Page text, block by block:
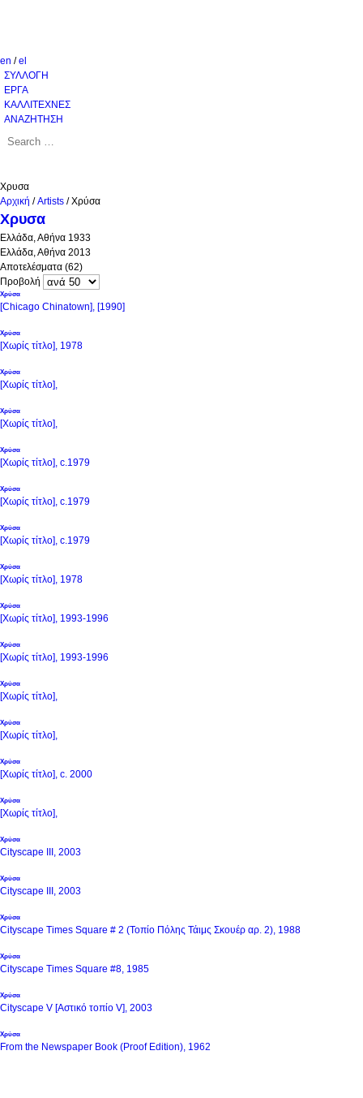
en /el
ΣΥΛΛΟΓΗ
ΕΡΓΑ
ΚΑΛΛΙΤΕΧΝΕΣ
ΑΝΑΖΗΤΗΣΗ
Χρυσα
Αρχική /Artists /Χρύσα
Χρυσα
Ελλάδα, Αθήνα 1933
Ελλάδα, Αθήνα 2013
Αποτελέσματα (62)
Προβολή
Χρύσα
[Chicago Chinatown], [1990]
Χρύσα
[Χωρίς τίτλο], 1978
Χρύσα
[Χωρίς τίτλο],
Χρύσα
[Χωρίς τίτλο],
Χρύσα
[Χωρίς τίτλο], c.1979
Χρύσα
[Χωρίς τίτλο], c.1979
Χρύσα
[Χωρίς τίτλο], c.1979
Χρύσα
[Χωρίς τίτλο], 1978
Χρύσα
[Χωρίς τίτλο], 1993-1996
Χρύσα
[Χωρίς τίτλο], 1993-1996
Χρύσα
[Χωρίς τίτλο],
Χρύσα
[Χωρίς τίτλο],
Χρύσα
[Χωρίς τίτλο], c. 2000
Χρύσα
[Χωρίς τίτλο],
Χρύσα
Cityscape III, 2003
Χρύσα
Cityscape III, 2003
Χρύσα
Cityscape Times Square # 2 (Τοπίο Πόλης Τάιμς Σκουέρ αρ. 2), 1988
Χρύσα
Cityscape Times Square #8, 1985
Χρύσα
Cityscape V [Αστικό τοπίο V], 2003
Χρύσα
From the Newspaper Book (Proof Edition), 1962